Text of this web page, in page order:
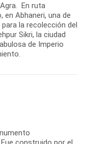
En ruta
Abhaneri, una de
la recolección del
Sikri, la ciudad
de Imperio